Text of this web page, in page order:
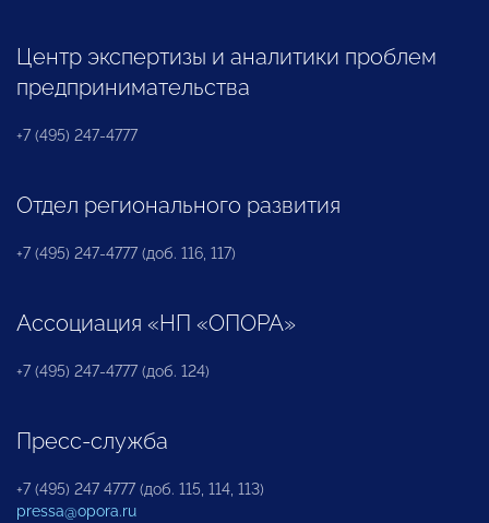
Центр экспертизы и аналитики проблем
предпринимательства
+7 (495) 247-4777
Отдел регионального развития
+7 (495) 247-4777 (доб. 116, 117)
Ассоциация «НП «ОПОРА»
+7 (495) 247-4777 (доб. 124)
Пресс-служба
+7 (495) 247 4777 (доб. 115, 114, 113)
pressa@opora.ru